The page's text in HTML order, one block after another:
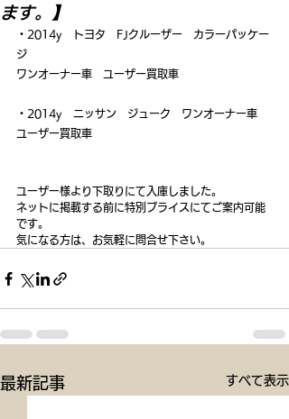
ます。】
・2014y　トヨタ　FJクルーザー　カラーパッケー
ジ
ワンオーナー車　ユーザー買取車
・2014y　ニッサン　ジューク　ワンオーナー車
ユーザー買取車
ユーザー様より下取りにて入庫しました。
ネットに掲載する前に特別プライスにてご案内可能
です。
気になる方は、お気軽に問合せ下さい。
最新記事 すべて表示